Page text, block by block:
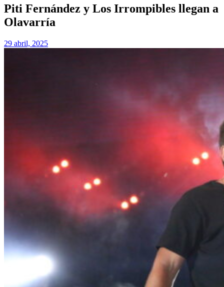
Piti Fernández y Los Irrompibles llegan a
Olavarría
29 abril, 2025